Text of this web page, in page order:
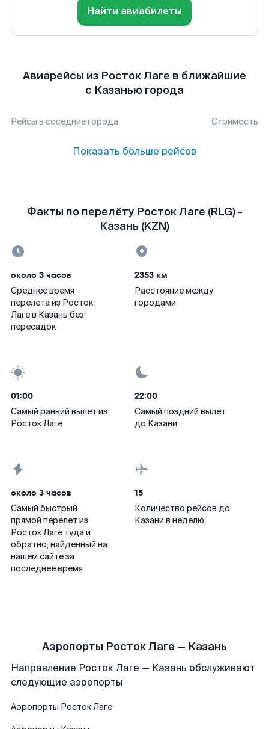
Найти авиабилеты
Авиарейсы из Росток Лаге в ближайшие
с Казанью города
Рейсы в соседние города Стоимость
Показать больше рейсов
Факты по перелёту Росток Лаге (RLG) -
Казань (KZN)
около 3 часов
Среднее время
перелета из Росток
Лаге в Казань без
пересадок
2353 км
Расстояние между
городами
01:00
Самый ранний вылет из
Росток Лаге
22:00
Самый поздний вылет
до Казани
около 3 часов
Самый быстрый
прямой перелет из
Росток Лаге туда и
обратно, найденный на
нашем сайте за
последнее время
15
Количество рейсов до
Казани в неделю
Аэропорты Росток Лаге — Казань
Направление Росток Лаге — Казань обслуживают
следующие аэропорты
Аэропорты Росток Лаге